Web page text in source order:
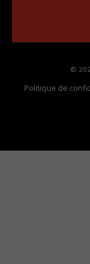
©
Politique de